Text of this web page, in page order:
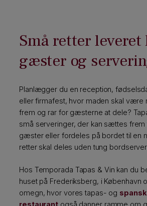
Små retter
gæster og
Planlægger du en reception,
eller firmafest, hvor maden skal være
frem og rar for gæsterne at dele?
små serveringer, der kan sættes frem
gæster eller fordeles på bordet til en
retter skal deles uden tung
Hos Temporada Tapas & Vin kan du
huset på Frederiksberg, i København
omegn, hvor vores tapas- og spansk
restaurant også danner ramme om